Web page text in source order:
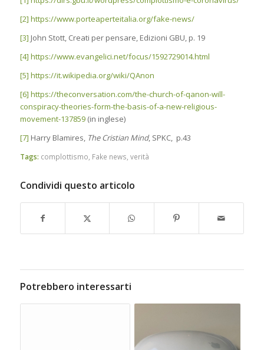
[2] https://www.porteaperteitalia.org/fake-news/
[3] John Stott, Creati per pensare, Edizioni GBU, p. 19
[4] https://www.evangelici.net/focus/1592729014.html
[5] https://it.wikipedia.org/wiki/QAnon
[6] https://theconversation.com/the-church-of-qanon-will-
conspiracy-theories-form-the-basis-of-a-new-religious-
movement-137859(in inglese)
[7] Harry Blamires, The Cristian Mind, SPKC, p.43
Tags: complottismo Fake news verità
Condividi questo articolo
Potrebbero interessarti